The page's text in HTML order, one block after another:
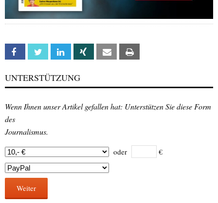
Facebook Twitter Linkedin Xing Email
UNTERSTÜTZUNG
Wenn Ihnen unser Artikel gefallen hat: Unterstützen Sie diese Form
des
Journalismus.
oder €
Weiter